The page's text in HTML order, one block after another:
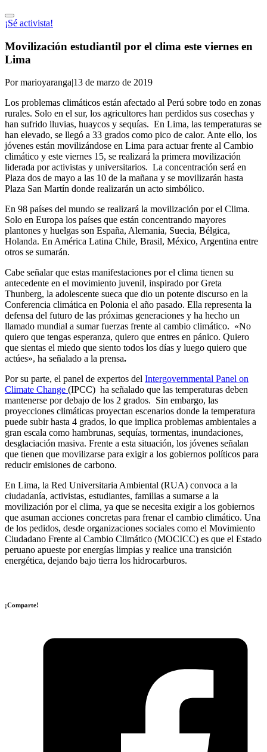
¡Sé activista!
Movilización estudiantil por el clima este viernes en
Lima
Por marioyaranga|13 de marzo de 2019
Los problemas climáticos están afectado al Perú sobre todo en zonas
rurales. Solo en el sur, los agricultores han perdidos sus cosechas y
han sufrido lluvias, huaycos y sequías. En Lima, las temperaturas se
han elevado, se llegó a 33 grados como pico de calor. Ante ello, los
jóvenes están movilizándose en Lima para actuar frente al Cambio
climático y este viernes 15, se realizará la primera movilización
liderada por activistas y universitarios. La concentración será en
Plaza dos de mayo a las 10 de la mañana y se movilizarán hasta
Plaza San Martín donde realizarán un acto simbólico.
En 98 países del mundo se realizará la movilización por el Clima.
Solo en Europa los países que están concentrando mayores
plantones y huelgas son España, Alemania, Suecia, Bélgica,
Holanda. En América Latina Chile, Brasil, México, Argentina entre
otros se sumarán.
Cabe señalar que estas manifestaciones por el clima tienen su
antecedente en el movimiento juvenil, inspirado por Greta
Thunberg, la adolescente sueca que dio un potente discurso en la
Conferencia climática en Polonia el año pasado. Ella representa la
defensa del futuro de las próximas generaciones y ha hecho un
llamado mundial a sumar fuerzas frente al cambio climático. «No
quiero que tengas esperanza, quiero que entres en pánico. Quiero
que sientas el miedo que siento todos los días y luego quiero que
actúes», ha señalado a la prensa.
Por su parte, el panel de expertos del Intergovernmental Panel on
Climate Change (IPCC) ha señalado que las temperaturas deben
mantenerse por debajo de los 2 grados. Sin embargo, las
proyecciones climáticas proyectan escenarios donde la temperatura
puede subir hasta 4 grados, lo que implica problemas ambientales a
gran escala como hambrunas, sequías, tormentas, inundaciones,
desglaciación masiva. Frente a esta situación, los jóvenes señalan
que tienen que movilizarse para exigir a los gobiernos políticos para
reducir emisiones de carbono.
En Lima, la Red Universitaria Ambiental (RUA) convoca a la
ciudadanía, activistas, estudiantes, familias a sumarse a la
movilización por el clima, ya que se necesita exigir a los gobiernos
que asuman acciones concretas para frenar el cambio climático. Una
de los pedidos, desde organizaciones sociales como el Movimiento
Ciudadano Frente al Cambio Climático (MOCICC) es que el Estado
peruano apueste por energías limpias y realice una transición
energética, dejando bajo tierra los hidrocarburos.
¡Comparte!